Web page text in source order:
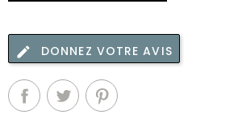
DONNEZ VOTRE AVIS